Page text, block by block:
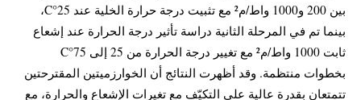
بين 200 و1000 واط/م² مع تثبيت درجة حرارة الخلية عند 25°C،
بينما تم في المرحلة الثانية دراسة تأثير درجة الحرارة عند إشعاع
ثابت 1000 واط/م² مع تغيير درجة الحرارة من 25 إلى 75°C
بخطوات منتظمة. وقد أظهرت النتائج أن الخوارزميتين المقترحتين
تتمتعان بقدرة عالية على التكيّف مع تغيرات الإشعاع والحرارة، مع